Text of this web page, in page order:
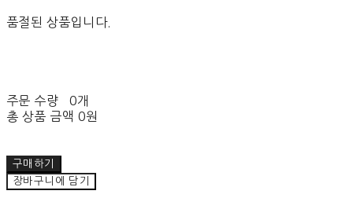
품절된 상품입니다.
주문 수량
0개
총 상품 금액 0원
구매하기
장바구니에 담기